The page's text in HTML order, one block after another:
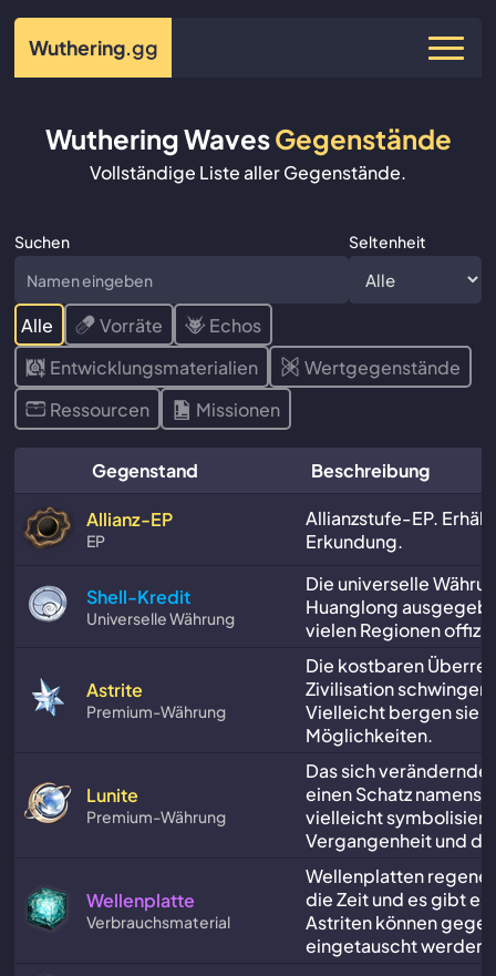
Wuthering.gg
Wuthering WavesGegenstände
Vollständige Liste aller Gegenstände.
Suchen Seltenheit
Alle Vorräte
Echos
Entwicklungsmaterialien
Wertgegenstände
Ressourcen
Missionen
Gegenstand Beschreibung
Allianz-EP
EP
Allianzstufe-EP.
Erkundung.
Shell-Kredit
Universelle Währung
Die universelle
Huanglong
vielen Regionen
Astrite
Premium-Währung
Die kostbaren
Zivilisation schwingen
Vielleicht bergen sie
Möglichkeiten.
Lunite
Premium-Währung
Das sich verändernde
einen Schatz namens
vielleicht symbolisiert
Vergangenheit und
Wellenplatte
Verbrauchsmaterial
Wellenplatten
die Zeit und es gibt
Astriten können
eingetauscht werden.